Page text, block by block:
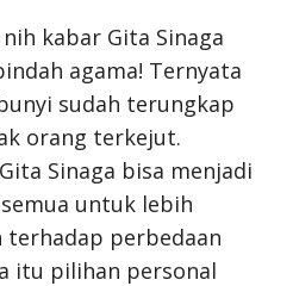
kabar Gita Sinaga
agama! Ternyata
sudah terungkap
orang terkejut.
Sinaga bisa menjadi
untuk lebih
perbedaan
itu pilihan personal